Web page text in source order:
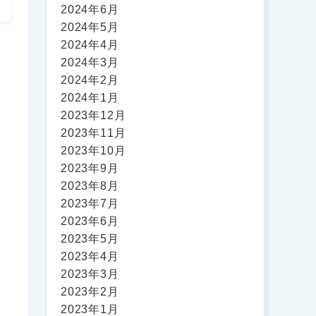
2024年6月
2024年5月
2024年4月
2024年3月
2024年2月
2024年1月
2023年12月
2023年11月
2023年10月
2023年9月
2023年8月
2023年7月
2023年6月
2023年5月
2023年4月
2023年3月
2023年2月
2023年1月